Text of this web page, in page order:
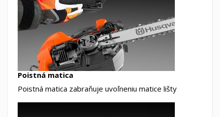
Poistná matica
Poistná matica zabraňuje uvoľneniu matice lišty